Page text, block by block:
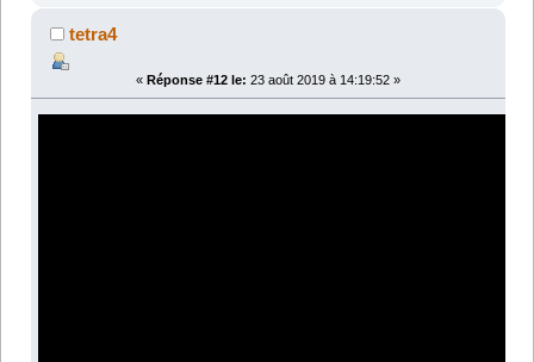
tetra4
« Réponse #12 le: 23 août 2019 à 14:19:52 »